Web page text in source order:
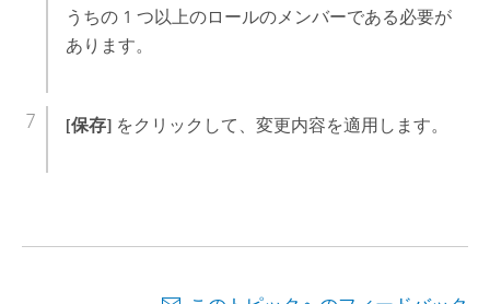
うちの 1 つ以上のロールのメンバーである必要が
あります。
[保存]をクリックして、変更内容を適用します。